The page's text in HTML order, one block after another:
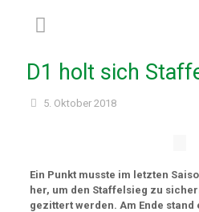
D1 holt sich
5. Oktober 2018
Ein Punkt musste im letzten
her, um den Staffelsieg zu
gezittert werden. Am Ende